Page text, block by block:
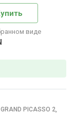
виде
PICASSO 2,